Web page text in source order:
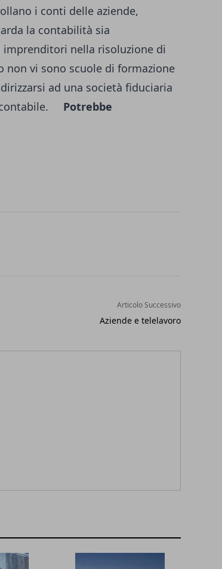
i conti delle aziende,
la contabilità sia
nella risoluzione di
non vi sono scuole di formazione
ad una società fiduciaria
contabile. Potrebbe
Articolo Successivo
Aziende e telelavoro